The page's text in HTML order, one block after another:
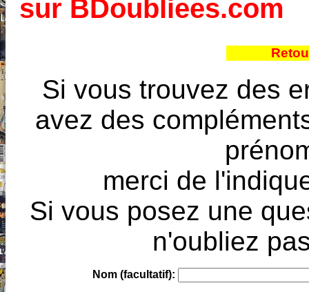
sur BDoubliees.com
Si vous trouvez des
avez des
merci de
Si vous posez une
n'oubliez
Nom (facultatif):